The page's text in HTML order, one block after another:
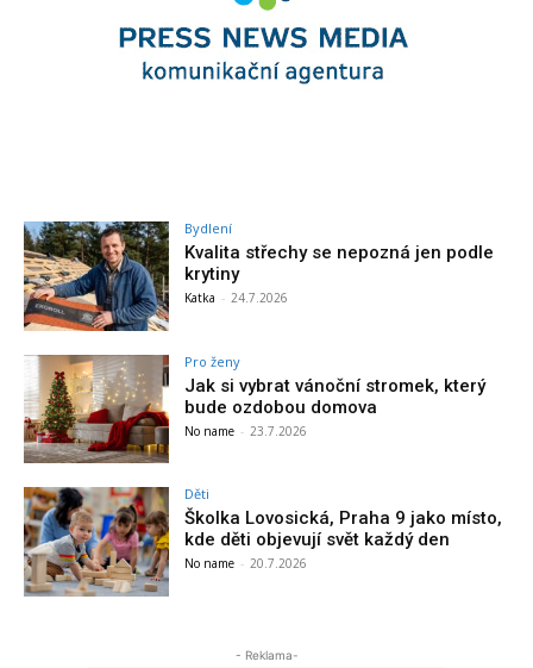
Bydlení
Kvalita střechy se nepozná jen podle
krytiny
Katka - 24.7.2026
Pro ženy
Jak si vybrat vánoční stromek, který
bude ozdobou domova
No name - 23.7.2026
Děti
Školka Lovosická, Praha 9 jako místo,
kde děti objevují svět každý den
No name - 20.7.2026
- Reklama-